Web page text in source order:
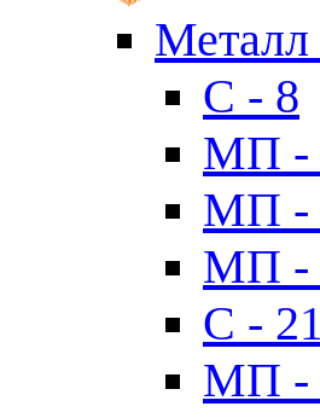
C - 8
МП -
МП -
МП -
C - 21
МП -